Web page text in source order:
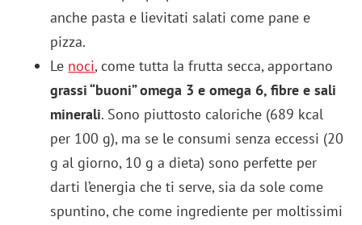
anche pasta e lievitati salati come pane e
pizza.
Le noci, come tutta la frutta secca, apportano
grassi “buoni” omega 3 e omega 6, fibre e sali
minerali. Sono piuttosto caloriche (689 kcal
per 100 g), ma se le consumi senza eccessi (20
g al giorno, 10 g a dieta) sono perfette per
darti l’energia che ti serve, sia da sole come
spuntino, che come ingrediente per moltissimi